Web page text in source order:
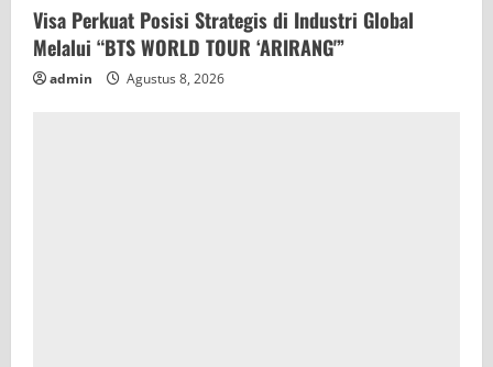
Visa Perkuat Posisi Strategis di Industri Global
Melalui “BTS WORLD TOUR ‘ARIRANG'”
admin Agustus 8, 2026